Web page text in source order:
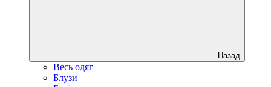
Назад
Весь одяг
Блузи